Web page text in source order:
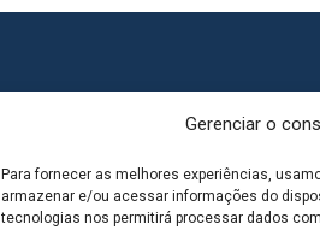
Gerenciar o
Para fornecer as melhores experiências,
armazenar e/ou acessar informações do
tecnologias nos permitirá processar dados